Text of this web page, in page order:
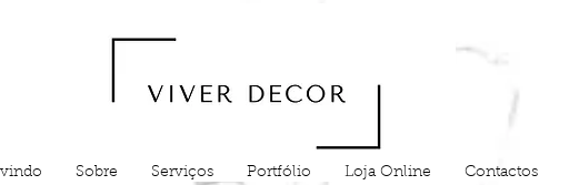
Sobre Serviços Portfólio Loja Online Contactos